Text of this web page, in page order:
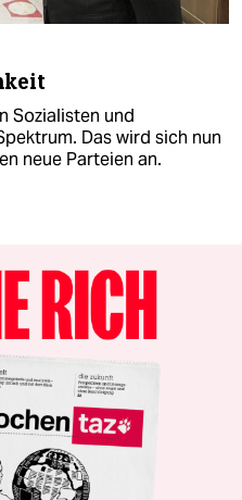
Sozialisten und
Das wird sich nun
neue Parteien an.